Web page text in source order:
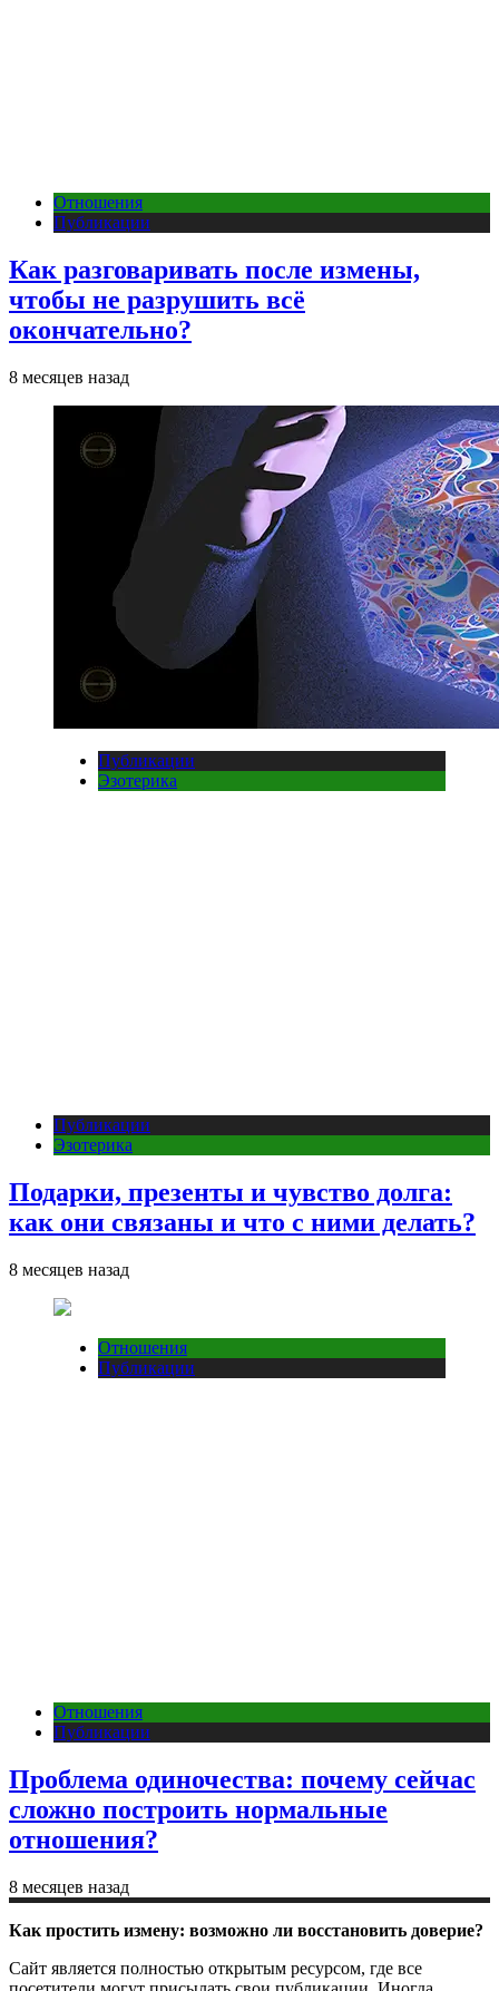
Отношения
Публикации
Как разговаривать после измены,
чтобы не разрушить всё
окончательно?
8 месяцев назад
Публикации
Эзотерика
Публикации
Эзотерика
Подарки, презенты и чувство долга:
как они связаны и что с ними делать?
8 месяцев назад
Отношения
Публикации
Отношения
Публикации
Проблема одиночества: почему сейчас
сложно построить нормальные
отношения?
8 месяцев назад
Как простить измену: возможно ли восстановить доверие?
Сайт является полностью открытым ресурсом, где все